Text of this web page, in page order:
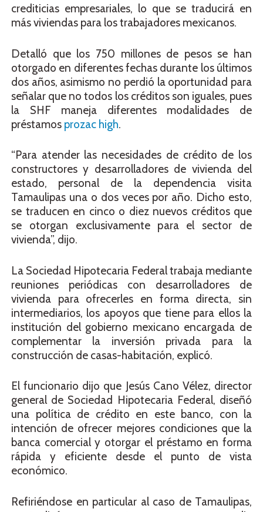
crediticias empresariales, lo que se traducirá en
más viviendas para los trabajadores mexicanos.
Detalló que los 750 millones de pesos se han
otorgado en diferentes fechas durante los últimos
dos años, asimismo no perdió la oportunidad para
señalar que no todos los créditos son iguales, pues
la SHF maneja diferentes modalidades de
préstamos prozac high.
“Para atender las necesidades de crédito de los
constructores y desarrolladores de vivienda del
estado, personal de la dependencia visita
Tamaulipas una o dos veces por año. Dicho esto,
se traducen en cinco o diez nuevos créditos que
se otorgan exclusivamente para el sector de
vivienda”, dijo.
La Sociedad Hipotecaria Federal trabaja mediante
reuniones periódicas con desarrolladores de
vivienda para ofrecerles en forma directa, sin
intermediarios, los apoyos que tiene para ellos la
institución del gobierno mexicano encargada de
complementar la inversión privada para la
construcción de casas-habitación, explicó.
El funcionario dijo que Jesús Cano Vélez, director
general de Sociedad Hipotecaria Federal, diseñó
una política de crédito en este banco, con la
intención de ofrecer mejores condiciones que la
banca comercial y otorgar el préstamo en forma
rápida y eficiente desde el punto de vista
económico.
Refiriéndose en particular al caso de Tamaulipas,